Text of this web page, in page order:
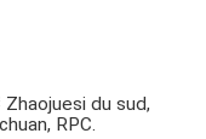
du sud,
RPC.